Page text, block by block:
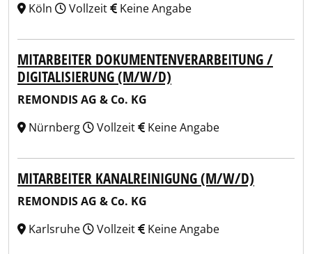
Köln
Vollzeit Keine Angabe
MITARBEITER DOKUMENTENVERARBEITUNG /
DIGITALISIERUNG (M/W/D)
REMONDIS AG & Co. KG
Nürnberg
Vollzeit Keine Angabe
MITARBEITER KANALREINIGUNG (M/W/D)
REMONDIS AG & Co. KG
Karlsruhe
Vollzeit Keine Angabe